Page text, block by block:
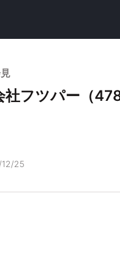
社フツパー（
25